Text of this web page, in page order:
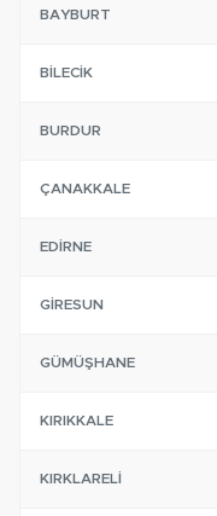
BAYBURT
BILECIK
BURDUR
ÇANAKKALE
EDIRNE
GIRESUN
GÜMÜŞHANE
KIRIKKALE
KIRKLARELI